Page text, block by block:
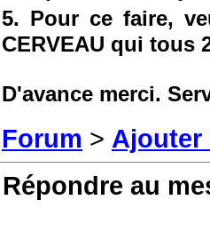
5. Pour ce faire,
CERVEAU qui tous
D'avance merci.
Forum > Ajouter
Répondre au